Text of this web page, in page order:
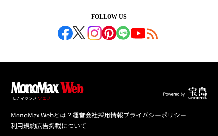
FOLLOW US
MonoMax Webとは？運営会社採用情報プライバシーポリシー
利用規約広告掲載について